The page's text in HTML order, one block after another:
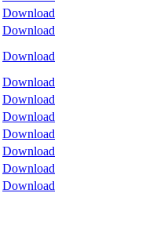
Download
Download
Download
Download
Download
Download
Download
Download
Download
Download